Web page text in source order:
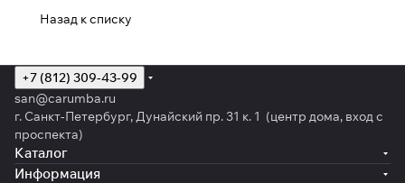
Назад к списку
+7 (812) 309-43-99
san@carumba.ru
г. Санкт-Петербург, Дунайский пр. 31 к. 1 (центр дома, вход с
проспекта)
Каталог
Информация